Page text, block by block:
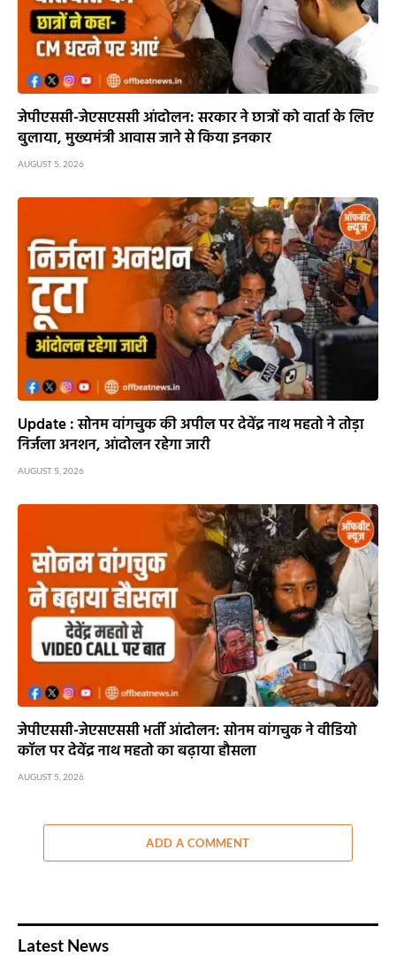
जेपीएससी-जेएसएससी आंदोलन: सरकार ने छात्रों को वार्ता के लिए
बुलाया, मुख्यमंत्री आवास जाने से किया इनकार
AUGUST 5, 2026
Update : सोनम वांगचुक की अपील पर देवेंद्र नाथ महतो ने तोड़ा
निर्जला अनशन, आंदोलन रहेगा जारी
AUGUST 5, 2026
जेपीएससी-जेएसएससी भर्ती आंदोलन: सोनम वांगचुक ने वीडियो
कॉल पर देवेंद्र नाथ महतो का बढ़ाया हौसला
AUGUST 5, 2026
ADD A COMMENT
Latest News